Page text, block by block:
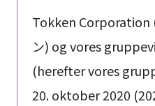
Tokken Corporation
ン) og vores
(herefter vores
20. oktober 2020